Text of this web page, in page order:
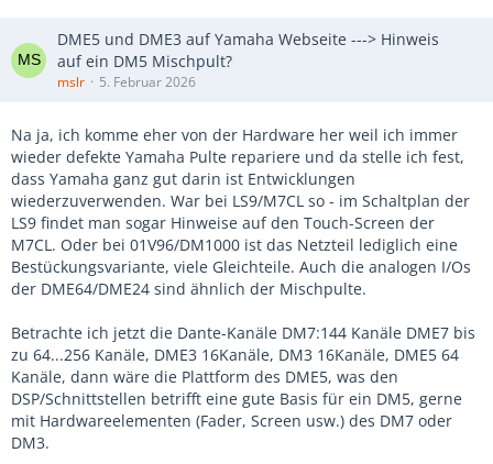
DME5 und DME3 auf Yamaha Webseite ---> Hinweis
auf ein DM5 Mischpult?
mslr 5. Februar 2026
Na ja, ich komme eher von der Hardware her weil ich immer
wieder defekte Yamaha Pulte repariere und da stelle ich fest,
dass Yamaha ganz gut darin ist Entwicklungen
wiederzuverwenden. War bei LS9/M7CL so - im Schaltplan der
LS9 findet man sogar Hinweise auf den Touch-Screen der
M7CL. Oder bei 01V96/DM1000 ist das Netzteil lediglich eine
Bestückungsvariante, viele Gleichteile. Auch die analogen I/Os
der DME64/DME24 sind ähnlich der Mischpulte.
Betrachte ich jetzt die Dante-Kanäle DM7:144 Kanäle DME7 bis
zu 64...256 Kanäle, DME3 16Kanäle, DM3 16Kanäle, DME5 64
Kanäle, dann wäre die Plattform des DME5, was den
DSP/Schnittstellen betrifft eine gute Basis für ein DM5, gerne
mit Hardwareelementen (Fader, Screen usw.) des DM7 oder
DM3.